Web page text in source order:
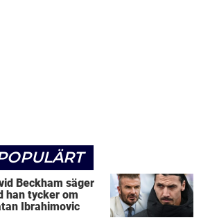
Beckham säger
han tycker om
Ibrahimovic